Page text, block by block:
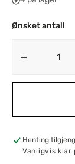
Ønsket antall
Decrease
Henting
Vanligvis klar